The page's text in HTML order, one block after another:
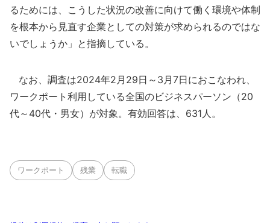
るためには、こうした状況の改善に向けて働く環境や体制
を根本から見直す企業としての対策が求められるのではな
いでしょうか」と指摘している。
なお、調査は2024年2月29日～3月7日におこなわれ、
ワークポート利用している全国のビジネスパーソン（20
代～40代・男女）が対象。有効回答は、631人。
ワークポート 残業 転職